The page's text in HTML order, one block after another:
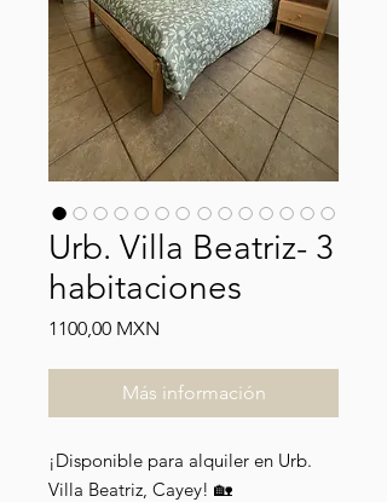
Urb. Villa Beatriz- 3
habitaciones
1100,00 MXN
Más información
¡Disponible para alquiler en Urb.
Villa Beatriz, Cayey! 🏡